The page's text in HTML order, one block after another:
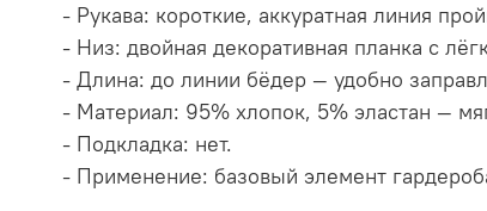
- Рукава: короткие, аккуратная линия
- Низ: двойная декоративная планка с
- Длина: до линии бёдер — удобно
- Материал: 95% хлопок, 5% эластан —
- Подкладка: нет.
- Применение: базовый элемент